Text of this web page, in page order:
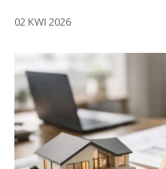
02 KWI 2026